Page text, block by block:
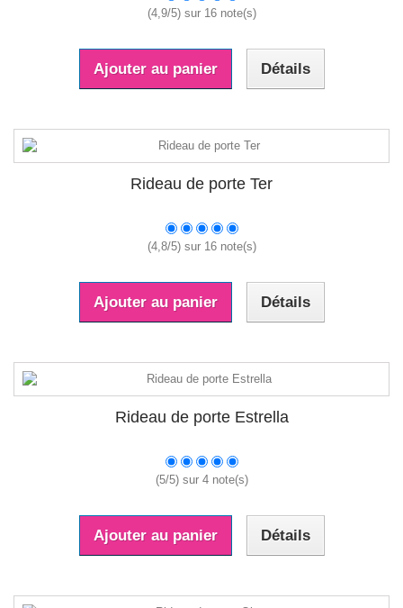
(4,9/5) sur 16note(s)
Ajouter au panier Détails
Rideau de porte Ter
(4,8/5) sur 16note(s)
Ajouter au panier Détails
Rideau de porte Estrella
(5/5) sur 4note(s)
Ajouter au panier Détails